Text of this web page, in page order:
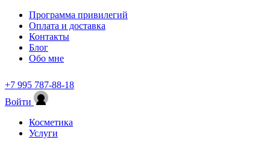
Программа привилегий
Оплата и доставка
Контакты
Блог
Обо мне
+7 995 787-88-18
Войти
Косметика
Услуги